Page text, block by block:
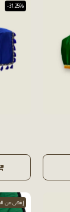
-31.25%
إنتهى من